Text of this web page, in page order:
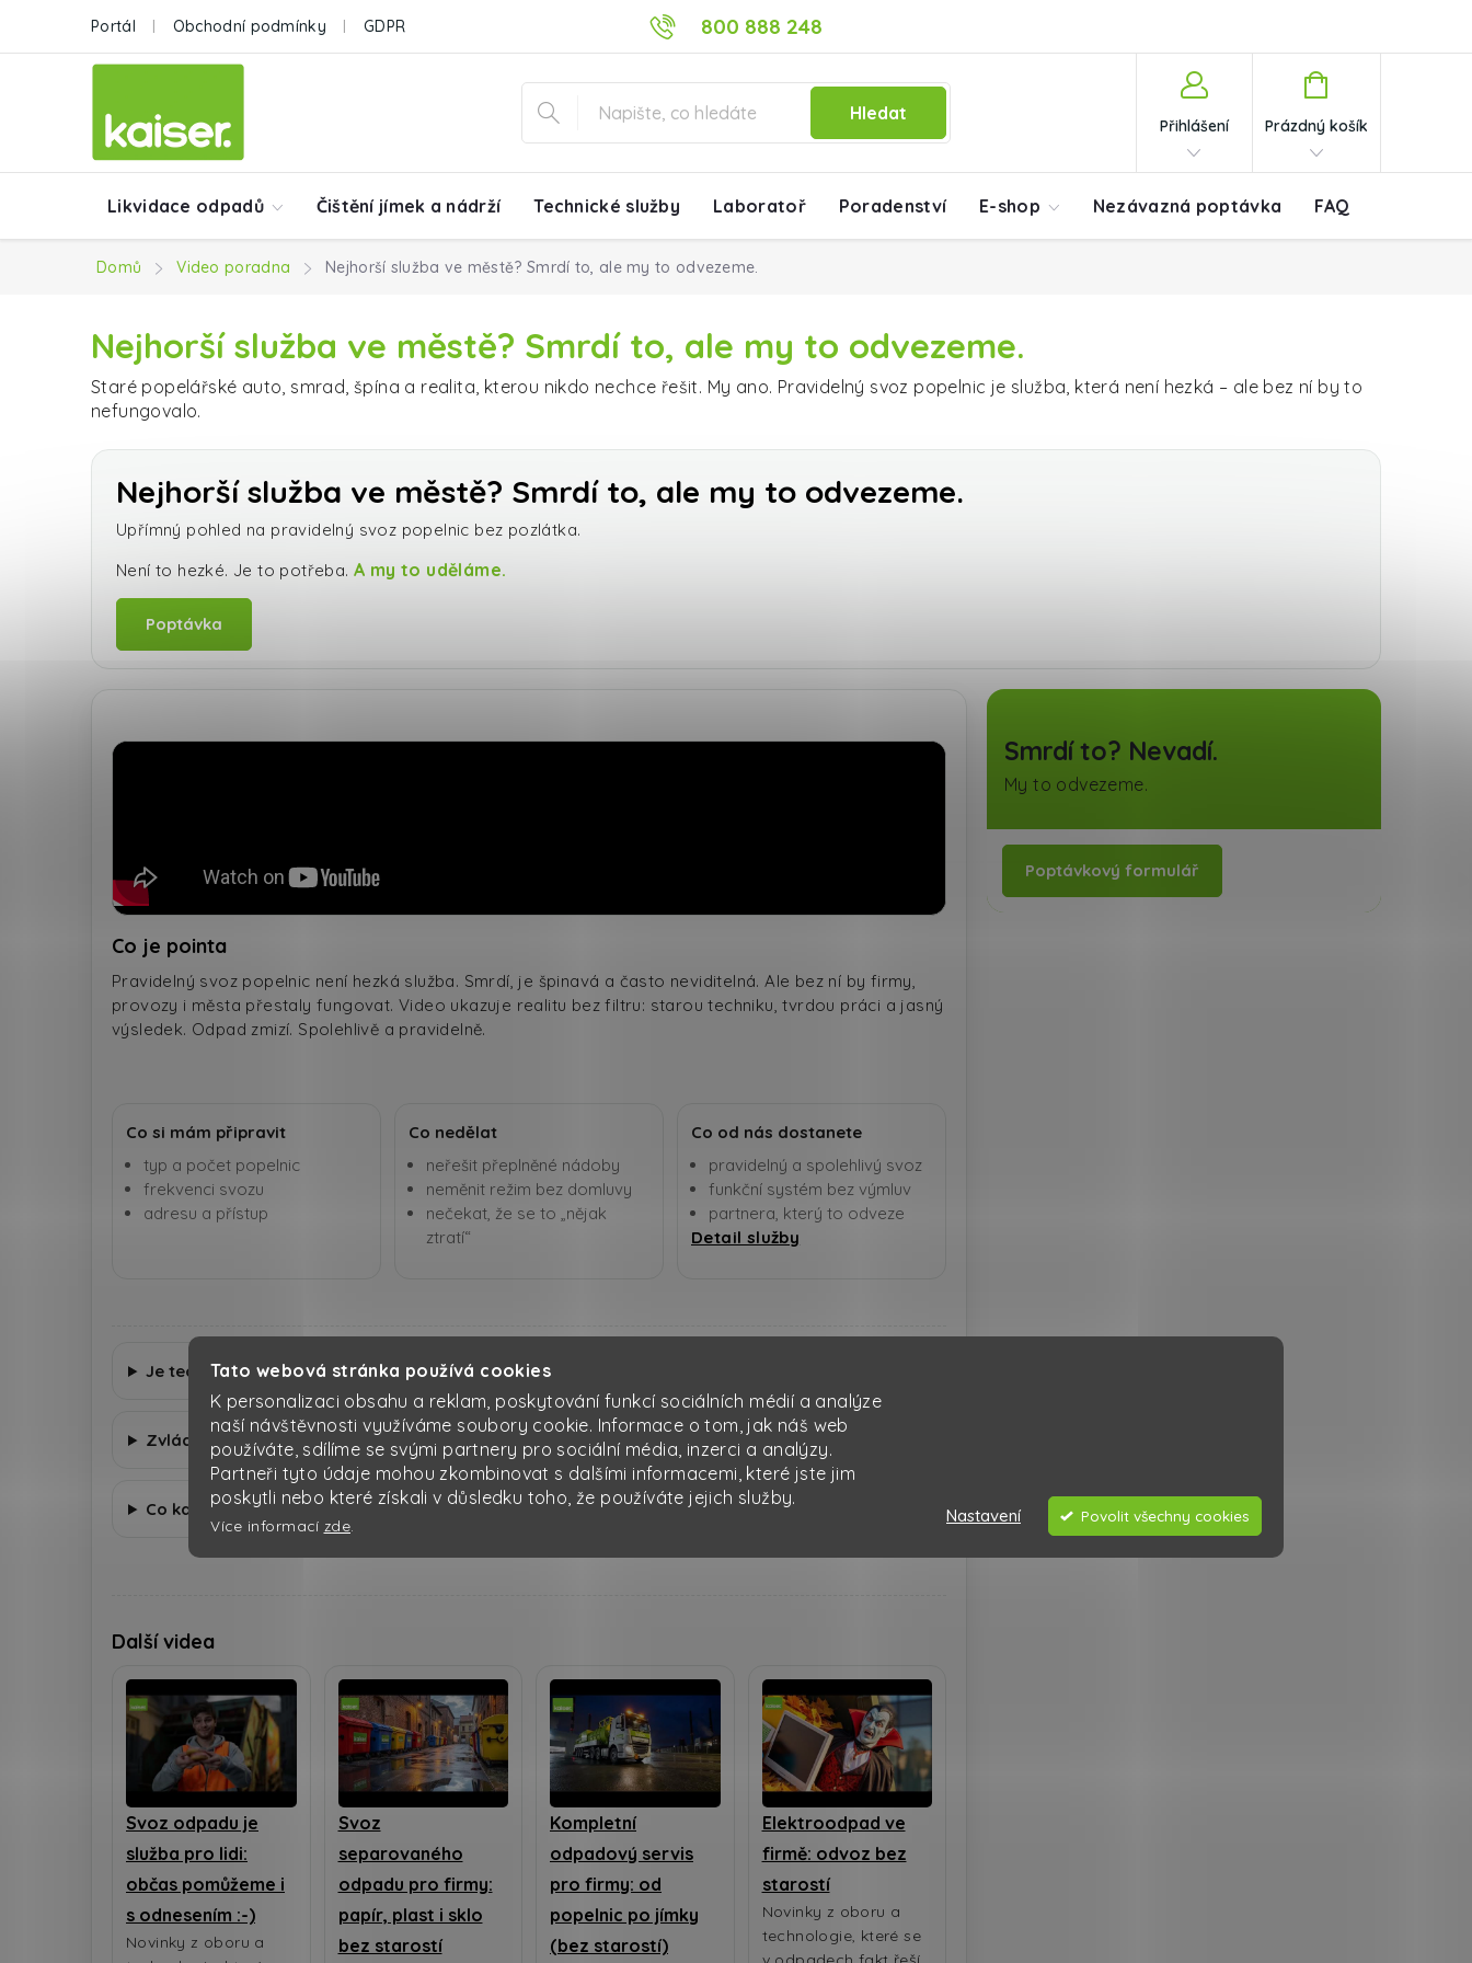
Tato webová stránka používá cookies
K personalizaci obsahu a reklam, poskytování funkcí sociálních médií a analýze
naší návštěvnosti využíváme soubory cookie. Informace o tom, jak náš web
používáte, sdílíme se svými partnery pro sociální média, inzerci a analýzy.
Partneři tyto údaje mohou zkombinovat s dalšími informacemi, které jste jim
poskytli nebo které získali v důsledku toho, že používáte jejich služby.
Více informací zde
Povolit všechny cookies
Nastavení
Přejít na obsah 800 888 248
Portál Obchodní podmínky GDPR
Hledat
Přihlášení Nákupní košík
Prázdný košík
Likvidace odpadů Čištění jímek a nádrží Technické služby Laboratoř Poradenství E-shop Nezávazná poptávka FAQ
Domů Video poradna Nejhorší služba ve městě? Smrdí to, ale my to odvezeme.
Nejhorší služba ve městě? Smrdí to, ale my to odvezeme.
Staré popelářské auto, smrad, špína a realita, kterou nikdo nechce řešit. My ano. Pravidelný svoz popelnic je služba, která není hezká – ale bez ní by to
nefungovalo.
Nejhorší služba ve městě? Smrdí to, ale my to odvezeme.
Upřímný pohled na pravidelný svoz popelnic bez pozlátka.
Není to hezké. Je to potřeba. A my to uděláme.
Poptávka
Co je pointa
Pravidelný svoz popelnic není hezká služba. Smrdí, je špinavá a často neviditelná. Ale bez ní by firmy,
provozy i města přestaly fungovat. Video ukazuje realitu bez filtru: starou techniku, tvrdou práci a jasný
výsledek. Odpad zmizí. Spolehlivě a pravidelně.
Co si mám připravit
typ a počet popelnic
frekvenci svozu
adresu a přístup
Co nedělat
neřešit přeplněné nádoby
neměnit režim bez domluvy
nečekat, že se to „nějak
ztratí“
Co od nás dostanete
pravidelný a spolehlivý svoz
funkční systém bez výmluv
partnera, který to odveze
Detail služby
Je technika opravdu v takovém stavu?
Zvládnete dlouhodobý pravidelný svoz?
Co když se provoz změní?
Další videa
Svoz odpadu je
služba pro lidi:
občas pomůžeme i
s odnesením :-)
Novinky z oboru a
Svoz
separovaného
odpadu pro firmy:
papír, plast i sklo
bez starostí
Kompletní
odpadový servis
pro firmy: od
popelnic po jímky
(bez starostí)
Elektroodpad ve
firmě: odvoz bez
starostí
Novinky z oboru a
technologie, které se
Smrdí to? Nevadí.
My to odvezeme.
Poptávkový formulář